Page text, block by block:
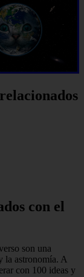
con el
son una
la astronomía. A
con 100 ideas y